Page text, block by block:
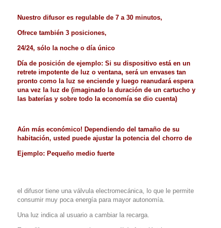
Nuestro difusor es regulable de 7 a 30 minutos,
Ofrece también 3 posiciones,
24/24, sólo la noche o día único
Día de posición de ejemplo: Si su dispositivo está en un
retrete impotente de luz o ventana, será un envases tan
pronto como la luz se enciende y luego reanudará espera
una vez la luz de (imaginado la duración de un cartucho y
las baterías y sobre todo la economía se dio cuenta)
Aún más económico! Dependiendo del tamaño de su
habitación, usted puede ajustar la potencia del chorro de
Ejemplo: Pequeño medio fuerte
el difusor tiene una válvula electromecánica, lo que le permite
consumir muy poca energía para mayor autonomía.
Una luz indica al usuario a cambiar la recarga.